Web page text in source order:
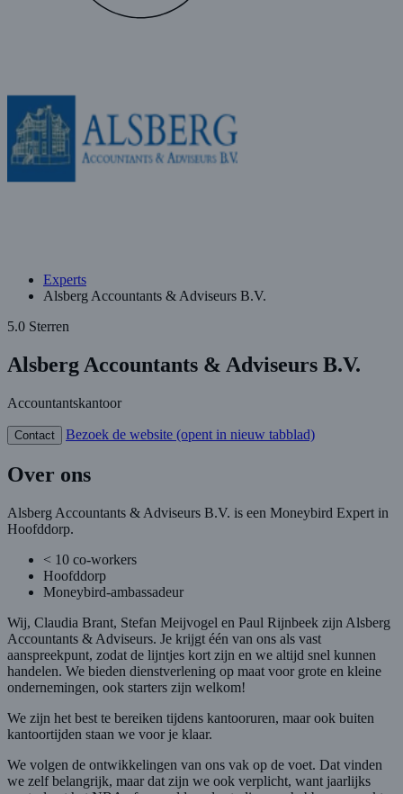
Experts
Alsberg Accountants & Adviseurs B.V.
5.0 Sterren
Alsberg Accountants & Adviseurs B.V.
Accountantskantoor
Contact Bezoek de website (opent in nieuw tabblad)
Over ons
Alsberg Accountants & Adviseurs B.V. is een Moneybird Expert in
Hoofddorp.
< 10 co-workers
Hoofddorp
Moneybird-ambassadeur
Wij, Claudia Brant, Stefan Meijvogel en Paul Rijnbeek zijn Alsberg
Accountants & Adviseurs. Je krijgt één van ons als vast
aanspreekpunt, zodat de lijntjes kort zijn en we altijd snel kunnen
handelen. We bieden dienstverlening op maat voor grote en kleine
ondernemingen, ook starters zijn welkom!
We zijn het best te bereiken tijdens kantooruren, maar ook buiten
kantoortijden staan we voor je klaar.
We volgen de ontwikkelingen van ons vak op de voet. Dat vinden
we zelf belangrijk, maar dat zijn we ook verplicht, want jaarlijks